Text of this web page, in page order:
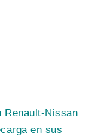
Renault-Nissan
en sus